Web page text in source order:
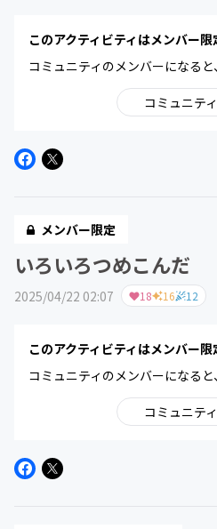
このアクティビティはメンバー限
コミュニティのメンバーになると
コミュニテ
メンバー限定
いろいろつめこんだ
2025/04/22 02:07 18 16 12
このアクティビティはメンバー限
コミュニティのメンバーになると
コミュニテ